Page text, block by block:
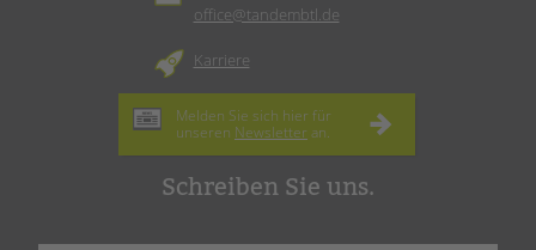
office@tandembtl.de
Karriere
Melden Sie sich hier für
unseren Newsletter an.
Schreiben Sie uns.